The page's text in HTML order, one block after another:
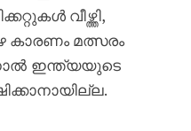
വീഴ്ത്തി,
കാരണം മത്സരം
ഇന്ത്യയുടെ